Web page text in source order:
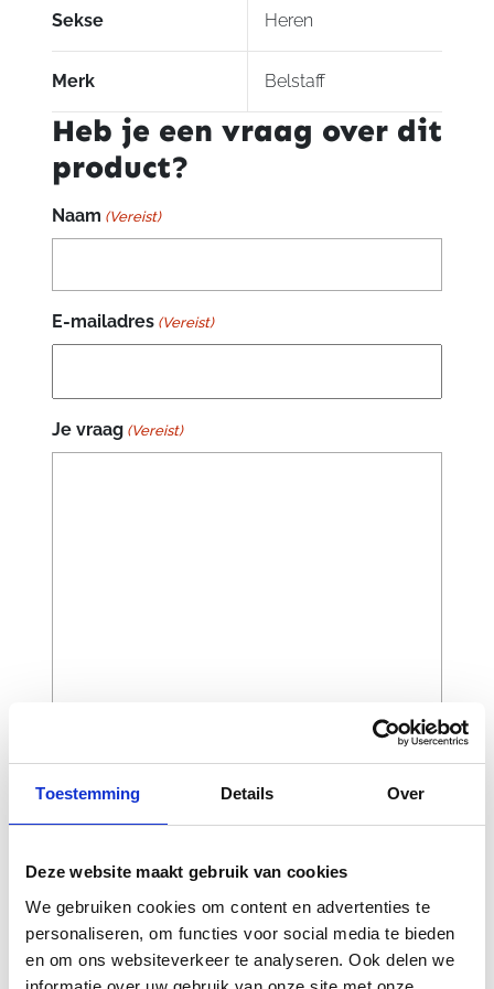
Toestemming Details Over
Deze website maakt gebruik van cookies
We gebruiken cookies om content en advertenties te
personaliseren, om functies voor social media te bieden
en om ons websiteverkeer te analyseren. Ook delen we
Sekse Heren
Merk Belstaff
Heb je een vraag over dit
product?
Naam (Vereist)
E-mailadres (Vereist)
Je vraag (Vereist)
CAPTCHA